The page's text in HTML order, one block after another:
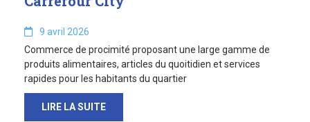
Sortir à Ste Gen’
9 avril 2026
Commerce de procimité proposant une large gamme de
produits alimentaires, articles du quoitidien et services
rapides pour les habitants du quartier
LIRE LA SUITE